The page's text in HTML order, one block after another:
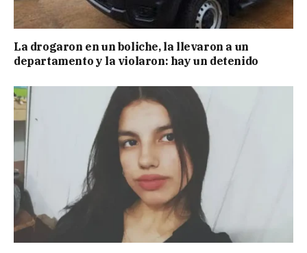
La drogaron en un boliche, la llevaron a un
departamento y la violaron: hay un detenido